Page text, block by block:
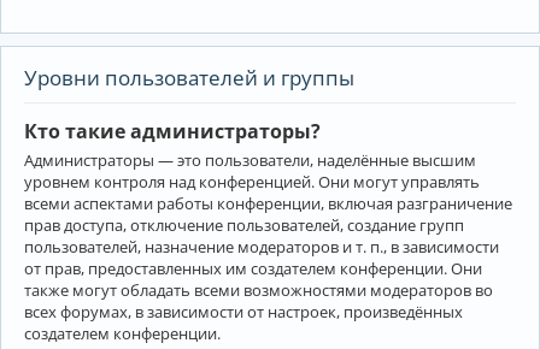
Уровни пользователей и группы
Кто такие администраторы?
Администраторы — это пользователи, наделённые высшим
уровнем контроля над конференцией. Они могут управлять
всеми аспектами работы конференции, включая разграничение
прав доступа, отключение пользователей, создание групп
пользователей, назначение модераторов и т. п., в зависимости
от прав, предоставленных им создателем конференции. Они
также могут обладать всеми возможностями модераторов во
всех форумах, в зависимости от настроек, произведённых
создателем конференции.